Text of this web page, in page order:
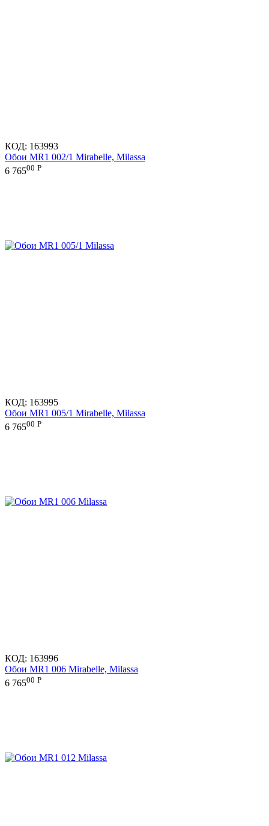
КОД: 163993
Обои MR1 002/1 Mirabelle, Milassa
6 76500 Р
КОД: 163995
Обои MR1 005/1 Mirabelle, Milassa
6 76500 Р
КОД: 163996
Обои MR1 006 Mirabelle, Milassa
6 76500 Р